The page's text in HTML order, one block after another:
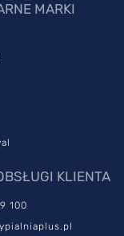
propozycja dla
podparciem
produkt dla
posiada w
wykonany z
MARKI
KLIENTA
100